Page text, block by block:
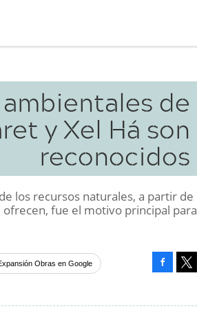
de
y Xel Há son
reconocidos
los recursos naturales, a partir de
fue el motivo principal para
Obras en Google